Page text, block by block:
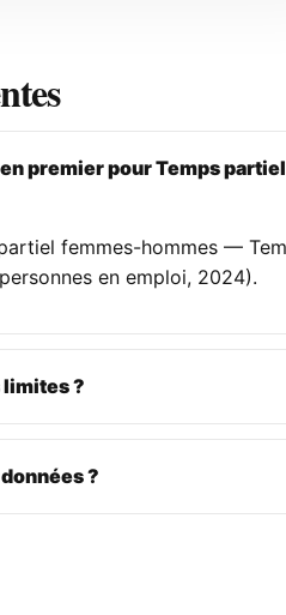
premier pour Temps partiel
femmes-hommes —
en emploi, 2024).
?
?